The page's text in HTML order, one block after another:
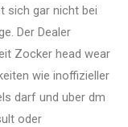
sich gar nicht bei
Der Dealer
Zocker head wear
wie inoffizieller
darf und uber dm
oder